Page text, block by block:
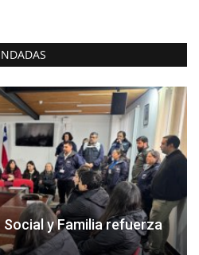
Social y Familia refuerza